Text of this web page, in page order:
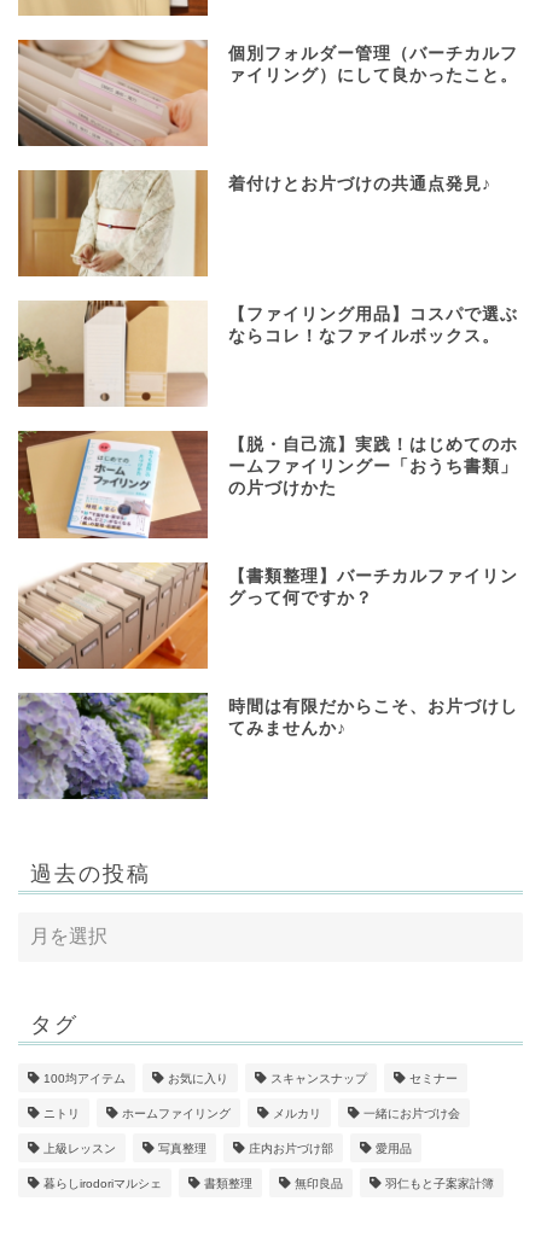
個別フォルダー管理（バーチカルフ
ァイリング）にして良かったこと。
着付けとお片づけの共通点発見♪
【ファイリング用品】コスパで選ぶ
ならコレ！なファイルボックス。
【脱・自己流】実践！はじめてのホ
ームファイリングー「おうち書類」
の片づけかた
【書類整理】バーチカルファイリン
グって何ですか？
時間は有限だからこそ、お片づけし
てみませんか♪
過去の投稿
タグ
100均アイテム お気に入り スキャンスナップ セミナー
ニトリ ホームファイリング メルカリ 一緒にお片づけ会
上級レッスン 写真整理 庄内お片づけ部 愛用品
暮らしirodoriマルシェ 書類整理 無印良品 羽仁もと子案家計簿